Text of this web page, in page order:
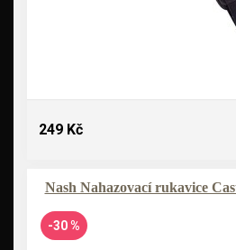
249 Kč
Nash Nahazovací rukavice
-30 %